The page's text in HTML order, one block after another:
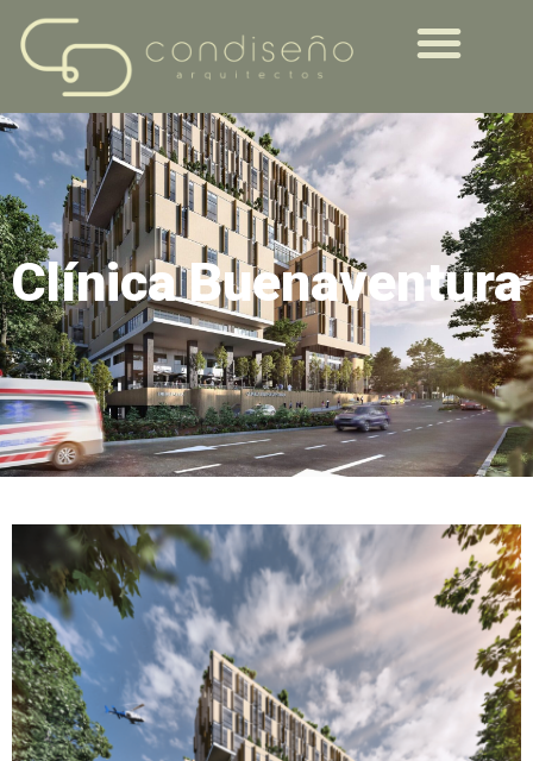
Clínica Buenaventura